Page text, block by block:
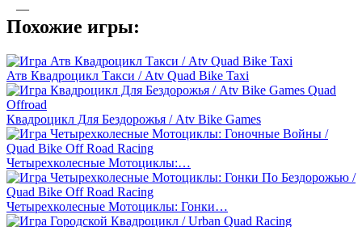
—
Похожие игры:
Атв Квадроцикл Такси / Atv Quad Bike Taxi
Квадроцикл Для Бездорожья / Atv Bike Games
Четырехколесные Мотоциклы:…
Четырехколесные Мотоциклы: Гонки…